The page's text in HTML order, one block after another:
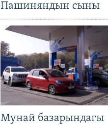
Пашиняндын сыны
Мунай базарындагы